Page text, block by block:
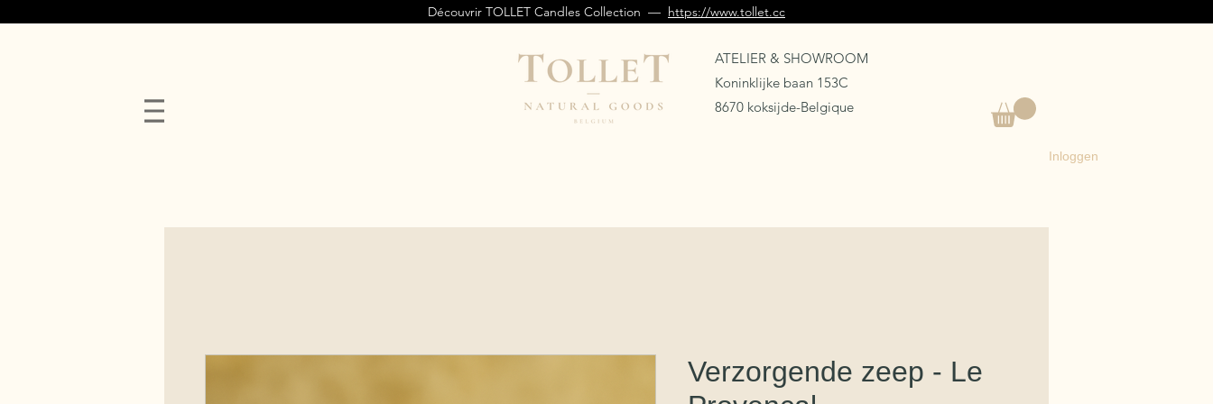
Découvrir TOLLET Candles Collection — https://www.tollet.cc
ATELIER & SHOWROOM
Koninklijke baan 153C
8670 koksijde-Belgique
Inloggen
Verzorgende zeep - Le